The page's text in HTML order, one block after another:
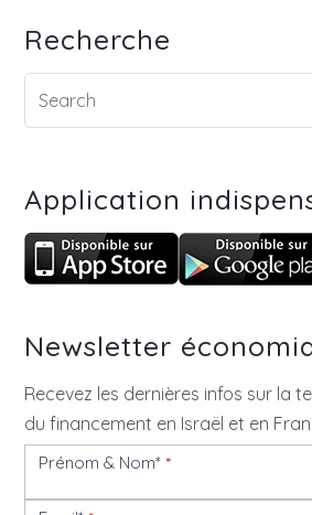
Recherche
Application
Newsletter
Recevez les dernières infos sur la
du financement en Israël et en
Newsletter
Prénom & Nom**